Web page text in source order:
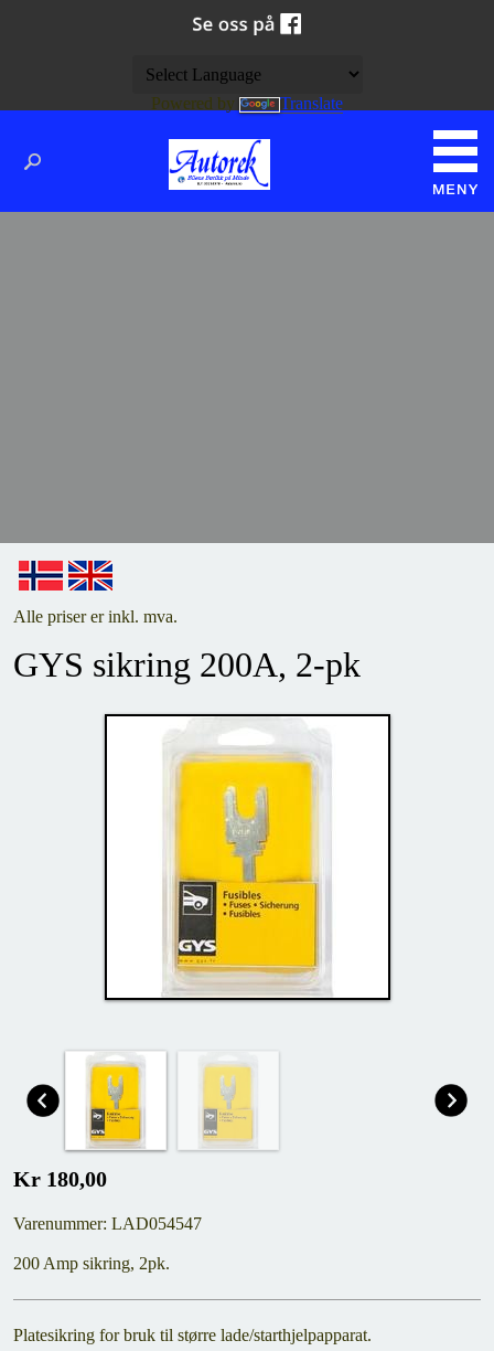
Alle priser er inkl. mva.
GYS sikring 200A, 2-pk
Kr 180,00
Varenummer: LAD054547
200 Amp sikring, 2pk.
Platesikring for bruk til større lade/starthjelpapparat.
Powered by Translate